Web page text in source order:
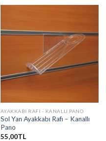
AYAKKABI RAFI - KANALLI PANO
Sol Yan Ayakkabı Rafı – Kanallı
Pano
55,00TL